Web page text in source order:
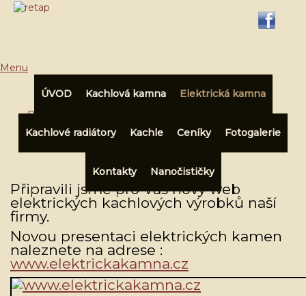
Menu
ÚVOD Kachlová kamna Elektrická kamna
Kachlové radiátory Kachle Ceníky Fotogalerie
Kontakty Nanočističky
Přihlásit
Elektrické kachlové
Připravili jsme pro Vás nový web
elektrických kachlových výrobků naší
firmy.
Novou presentaci elektrických kamen
naleznete na adrese :
www.elektrickakamna.cz